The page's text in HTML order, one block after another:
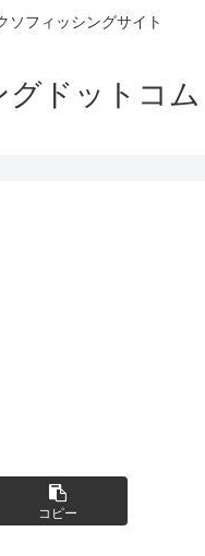
ソフィッシングサイト
ドットコム
コピー